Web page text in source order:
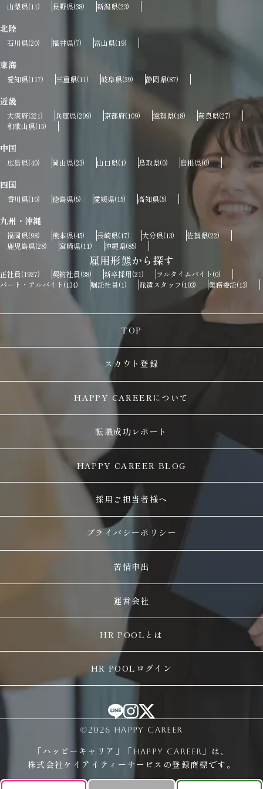
山梨県(11) 長野県(38) 新潟県(23)
北陸
石川県(20) 福井県(7) 富山県(19)
東海
愛知県(117) 三重県(11) 岐阜県(39) 静岡県(87)
近畿
大阪府(321) 兵庫県(209) 京都府(109) 滋賀県(18) 奈良県(27)
和歌山県(15)
中国
広島県(40) 岡山県(23) 山口県(1) 鳥取県(0) 島根県(0)
四国
香川県(10) 徳島県(5) 愛媛県(15) 高知県(5)
九州・沖縄
福岡県(98) 熊本県(45) 長崎県(17) 大分県(13) 佐賀県(22)
鹿児島県(28) 宮崎県(11) 沖縄県(85)
雇用形態から探す
正社員(1927) 契約社員(38) 新卒採用(21) フルタイムバイト (0)
パート・アルバイト (134) 嘱託社員(1) 派遣スタッフ(103) 業務委託(13)
TOP
スカウト登録
HAPPY CAREERについて
転職成功レポート
HAPPY CAREER BLOG
採用ご担当者様へ
プライバシーポリシー
苦情申出
運営会社
HR POOLとは
HR POOLログイン
©2026 HAPPY CAREER
「ハッピーキャリア」「HAPPY CAREER」は、
株式会社ケイアイティーサービスの登録商標です。